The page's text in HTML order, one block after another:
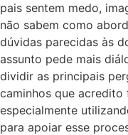
pais sentem medo,
não sabem como
dúvidas parecidas às
assunto pede mais
dividir as principais
caminhos que acredito
especialmente
para apoiar esse